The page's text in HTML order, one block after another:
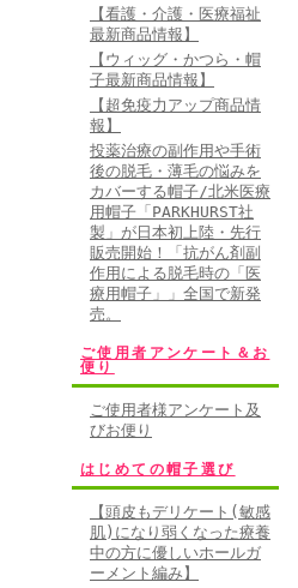
【看護・介護・医療福祉
最新商品情報】
【ウィッグ・かつら・帽
子最新商品情報】
【超免疫力アップ商品情
報】
投薬治療の副作用や手術
後の脱毛・薄毛の悩みを
カバーする帽子/北米医療
用帽子「PARKHURST社
製」が日本初上陸・先行
販売開始！「抗がん剤副
作用による脱毛時の「医
療用帽子」」全国で新発
売。
ご使用者アンケート＆お
便り
ご使用者様アンケート及
びお便り
はじめての帽子選び
【頭皮もデリケート(敏感
肌)になり弱くなった療養
中の方に優しいホールガ
ーメント編み】